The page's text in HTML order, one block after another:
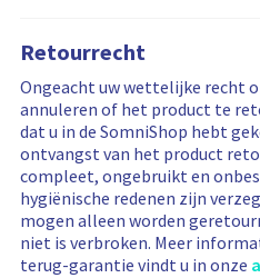
Retourrecht
Ongeacht uw wettelijke recht
annuleren of het product te
dat u in de SomniShop hebt
ontvangst van het product
compleet, ongebruikt en
hygiënische redenen zijn
mogen alleen worden
niet is verbroken. Meer
terug-garantie vindt u in onze